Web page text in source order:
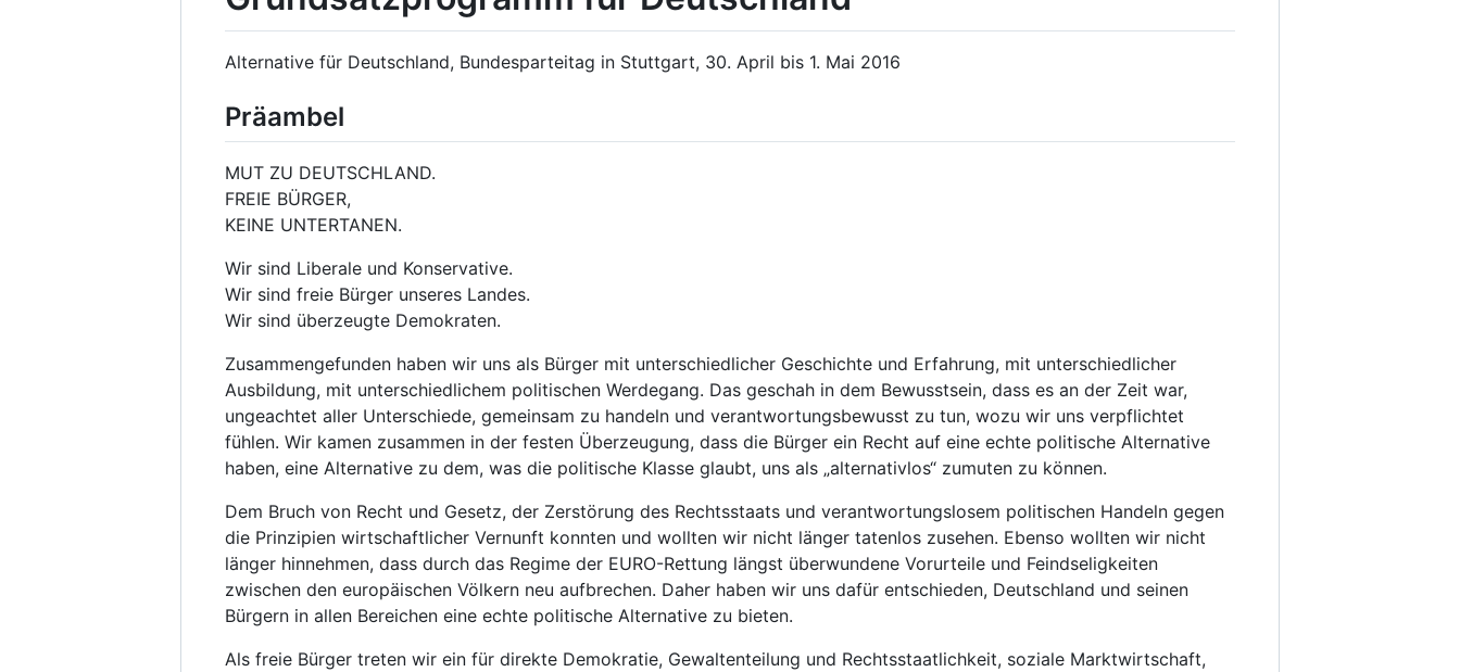
Alternative für Deutschland, Bundesparteitag in Stuttgart, 30. April bis 1. Mai 2016
Präambel
MUT ZU DEUTSCHLAND.
FREIE BÜRGER,
KEINE UNTERTANEN.
Wir sind Liberale und Konservative.
Wir sind freie Bürger unseres Landes.
Wir sind überzeugte Demokraten.
Zusammengefunden haben wir uns als Bürger mit unterschiedlicher Geschichte und Erfahrung, mit unterschiedlicher
Ausbildung, mit unterschiedlichem politischen Werdegang. Das geschah in dem Bewusstsein, dass es an der Zeit war,
ungeachtet aller Unterschiede, gemeinsam zu handeln und verantwortungsbewusst zu tun, wozu wir uns verpflichtet
fühlen. Wir kamen zusammen in der festen Überzeugung, dass die Bürger ein Recht auf eine echte politische Alternative
haben, eine Alternative zu dem, was die politische Klasse glaubt, uns als „alternativlos“ zumuten zu können.
Dem Bruch von Recht und Gesetz, der Zerstörung des Rechtsstaats und verantwortungslosem politischen Handeln gegen
die Prinzipien wirtschaftlicher Vernunft konnten und wollten wir nicht länger tatenlos zusehen. Ebenso wollten wir nicht
länger hinnehmen, dass durch das Regime der EURO-Rettung längst überwundene Vorurteile und Feindseligkeiten
zwischen den europäischen Völkern neu aufbrechen. Daher haben wir uns dafür entschieden, Deutschland und seinen
Bürgern in allen Bereichen eine echte politische Alternative zu bieten.
Als freie Bürger treten wir ein für direkte Demokratie, Gewaltenteilung und Rechtsstaatlichkeit, soziale Marktwirtschaft,